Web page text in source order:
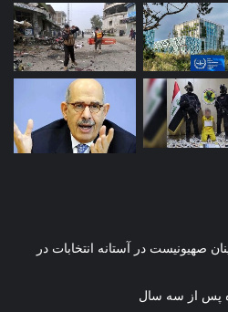
صهیونیست در آستانه انتخابات در